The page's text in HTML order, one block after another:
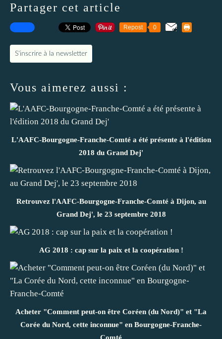
Partager cet article
Repost 0
S'inscrire à la newsletter
Vous aimerez aussi :
L'AAFC-Bourgogne-Franche-Comté a été présente à l'édition
2018 du Grand Dej'
Retrouvez l'AAFC-Bourgogne-Franche-Comté à Dijon, au
Grand Dej', le 23 septembre 2018
AG 2018 : cap sur la paix et la coopération !
Acheter "Comment peut-on être Coréen (du Nord)" et "La
Corée du Nord, cette inconnue" en Bourgogne-Franche-
Comté